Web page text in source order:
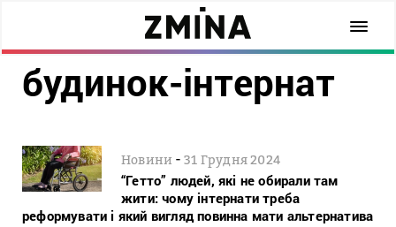
будинок-інтернат
Новини -31 Грудня 2024
“Гетто” людей, які не обирали там
жити: чому інтернати треба
реформувати і який вигляд повинна мати альтернатива